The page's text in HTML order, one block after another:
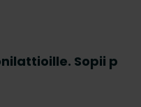
Sopii p